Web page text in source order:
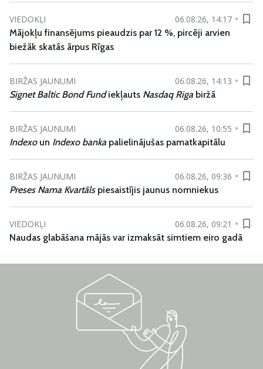
VIEDOKĻI
06.08.26, 14:17
Mājokļu finansējums pieaudzis par 12 %, pircēji arvien
biežāk skatās ārpus Rīgas
BIRŽAS JAUNUMI
06.08.26, 14:13
Signet Baltic Bond Fundiekļauts Nasdaq Riga biržā
BIRŽAS JAUNUMI
06.08.26, 10:55
Indexoun Indexo banka palielinājušas pamatkapitālu
BIRŽAS JAUNUMI
06.08.26, 09:36
Preses Nama Kvartāls piesaistījis jaunus nomniekus
VIEDOKĻI
06.08.26, 09:21
Naudas glabāšana mājās var izmaksāt simtiem eiro gadā